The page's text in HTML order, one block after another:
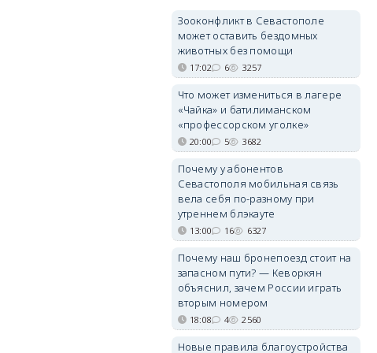
Зооконфликт в Севастополе
может оставить бездомных
животных без помощи
17:02 6 3257
Что может измениться в лагере
«Чайка» и батилиманском
«профессорском уголке»
20:00 5 3682
Почему у абонентов
Севастополя мобильная связь
вела себя по-разному при
утреннем блэкауте
13:00 16 6327
Почему наш бронепоезд стоит на
запасном пути? — Кеворкян
объяснил, зачем России играть
вторым номером
18:08 4 2560
Новые правила благоустройства